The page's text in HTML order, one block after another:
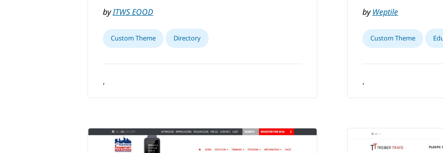
byITWS EOOD
Custom Theme Directory
,
byWeptile
Custom Theme
,